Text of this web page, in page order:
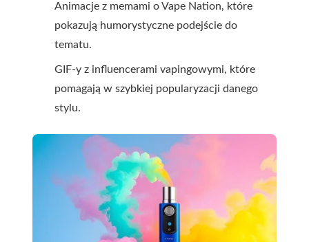
Animacje z memami o Vape Nation, które
pokazują humorystyczne podejście do
tematu.
GIF-y z influencerami vapingowymi, które
pomagają w szybkiej popularyzacji danego
stylu.